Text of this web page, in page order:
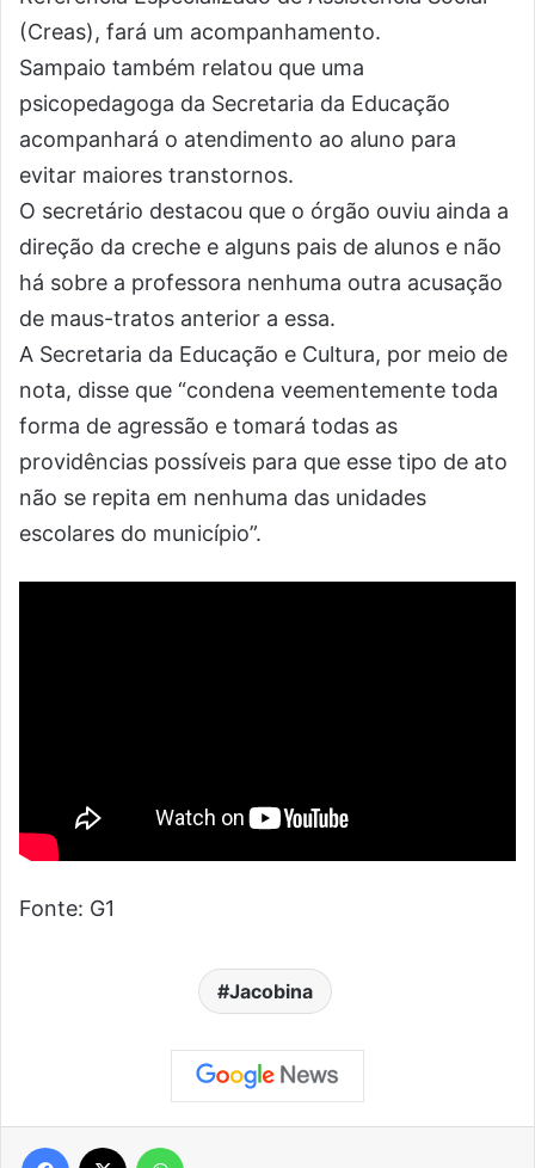
(Creas), fará um acompanhamento.
Sampaio também relatou que uma
psicopedagoga da Secretaria da Educação
acompanhará o atendimento ao aluno para
evitar maiores transtornos.
O secretário destacou que o órgão ouviu ainda a
direção da creche e alguns pais de alunos e não
há sobre a professora nenhuma outra acusação
de maus-tratos anterior a essa.
A Secretaria da Educação e Cultura, por meio de
nota, disse que “condena veementemente toda
forma de agressão e tomará todas as
providências possíveis para que esse tipo de ato
não se repita em nenhuma das unidades
escolares do município”.
Fonte: G1
Jacobina